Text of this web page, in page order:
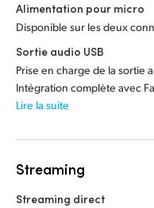
Alimentation pour micro
Disponible sur les deux
Sortie audio USB
Prise en charge de la sortie
Intégration complète avec
Lire la suite
Streaming
Streaming direct